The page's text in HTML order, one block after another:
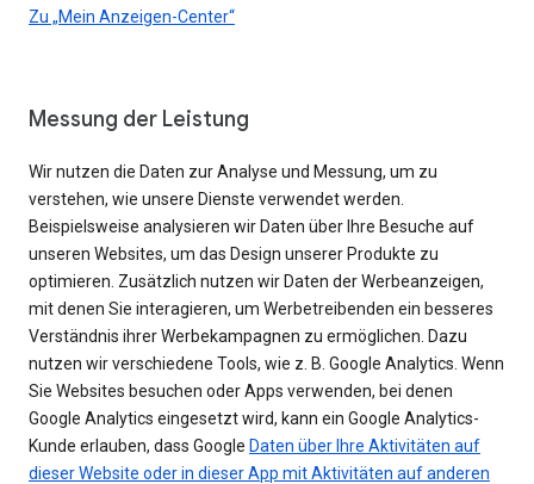
Zu „Mein Anzeigen-Center“
Messung der Leistung
Wir nutzen die Daten zur Analyse und Messung, um zu
verstehen, wie unsere Dienste verwendet werden.
Beispielsweise analysieren wir Daten über Ihre Besuche auf
unseren Websites, um das Design unserer Produkte zu
optimieren. Zusätzlich nutzen wir Daten der Werbeanzeigen,
mit denen Sie interagieren, um Werbetreibenden ein besseres
Verständnis ihrer Werbekampagnen zu ermöglichen. Dazu
nutzen wir verschiedene Tools, wie z. B. Google Analytics. Wenn
Sie Websites besuchen oder Apps verwenden, bei denen
Google Analytics eingesetzt wird, kann ein Google Analytics-
Kunde erlauben, dass Google Daten über Ihre Aktivitäten auf
dieser Website oder in dieser App mit Aktivitäten auf anderen